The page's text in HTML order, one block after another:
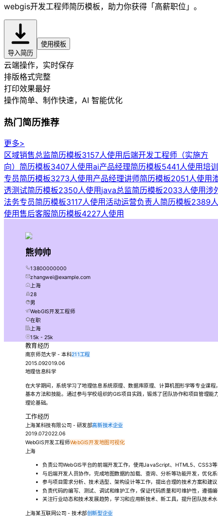
webgis开发工程师简历模板，助力你获得「高薪职位」。
导入简历
使用模板
云端操作，实时保存
排版格式完整
打印效果最好
操作简单、制作快速，AI 智能优化
热门简历推荐
更多>
区域销售总监简历模板3157人使用 后端开发工程师（实施方
向）简历模板3407人使用ai产品经理简历模板5441人使用培训
专员简历模板3273人使用 产品经理讲师简历模板2051人使用
透测试简历模板2350人使用 java总监简历模板2033人使用涉
法务专员简历模板3117人使用活动运营负责人简历模板2389人
使用售后客服简历模板4227人使用
熊帅帅
13800000000
zhangwei@example.com
上海
28
男
WebGIS开发工程师
在职
上海
15k - 25k
教育经历
南京师范大学 - 本科211工程
2015.092019.06
地理信息科学
在大学期间，系统学习了地理信息系统原理、数据库原理、计算机图形学等专业课
基本方法和技能。通过参与学校组织的GIS项目实践，锻炼了团队协作和项目管理能
理论基础。
工作经历
上海某科技有限公司 - 研发部高新技术企业
2019.072022.06
WebGIS开发工程师WebGIS开发地图可视化
上海
负责公司WebGIS平台的前端开发工作，使用JavaScript、HTML5、CSS3
与后端开发人员协作，完成地图数据的加载、查询、分析等功能开发，优化
参与项目需求分析、技术选型、架构设计等工作，提出合理的技术方案和建
负责代码的编写、测试、调试和维护工作，保证代码质量和可维护性，遵循
关注行业动态和技术发展趋势，学习和应用新技术、新工具，提升团队技术
上海某互联网公司 - 技术部创新型企业